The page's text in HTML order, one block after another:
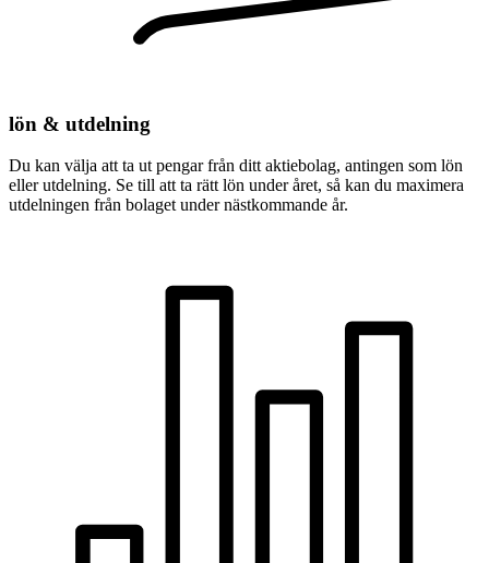
lön­ & utdelning
Du kan välja att ta ut pengar från ditt aktiebolag, antingen som lön
eller utdelning. Se till att ta rätt lön under året, så kan du maximera
utdelningen från bolaget under nästkommande år.